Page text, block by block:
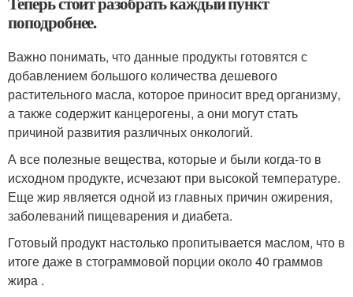
поподробнее.
Важно понимать, что данные продукты готовятся с
добавлением большого количества дешевого
растительного масла, которое приносит вред организму,
а также содержит канцерогены, а они могут стать
причиной развития различных онкологий.
А все полезные вещества, которые и были когда-то в
исходном продукте, исчезают при высокой температуре.
Еще жир является одной из главных причин ожирения,
заболеваний пищеварения и диабета.
Готовый продукт настолько пропитывается маслом, что в
итоге даже в стограммовой порции около 40 граммов
жира .